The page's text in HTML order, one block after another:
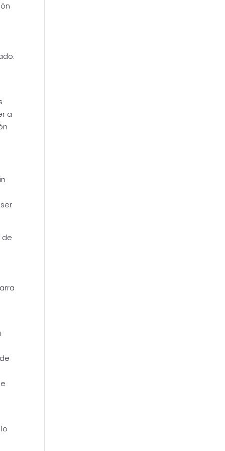
a
de